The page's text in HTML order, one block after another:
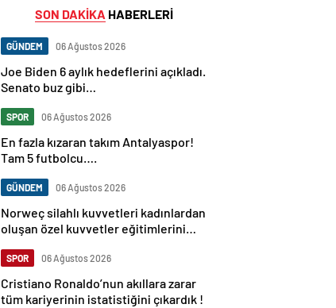
SON DAKİKA HABERLERİ
GÜNDEM 06 Ağustos 2026
Joe Biden 6 aylık hedeflerini açıkladı.
Senato buz gibi…
SPOR 06 Ağustos 2026
En fazla kızaran takım Antalyaspor!
Tam 5 futbolcu….
GÜNDEM 06 Ağustos 2026
Norweç silahlı kuvvetleri kadınlardan
oluşan özel kuvvetler eğitimlerini
SPOR 06 Ağustos 2026
Cristiano Ronaldo’nun akıllara zarar
tüm kariyerinin istatistiğini çıkardık !